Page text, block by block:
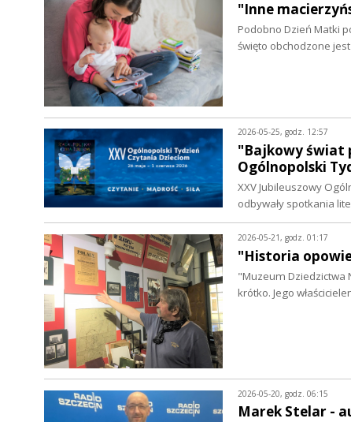
"Inne
Podobno Dzień Matki
święto obchodzone
2026-05-25, godz. 12:57
"Bajkowy świat
Ogólnopolski
XXV Jubileuszowy
odbywały spotkania
2026-05-21, godz. 01:17
"Historia
"Muzeum Dziedzictwa
krótko. Jego
2026-05-20, godz. 06:15
Marek Stelar -